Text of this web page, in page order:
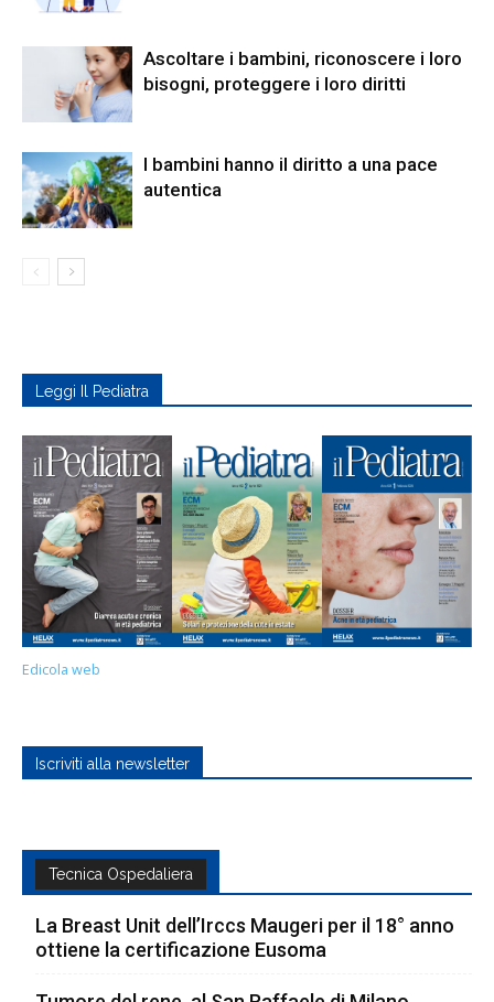
Ascoltare i bambini, riconoscere i loro
bisogni, proteggere i loro diritti
I bambini hanno il diritto a una pace
autentica
Leggi Il Pediatra
Edicola web
Iscriviti alla newsletter
Tecnica Ospedaliera
La Breast Unit dell’Irccs Maugeri per il 18° anno
ottiene la certificazione Eusoma